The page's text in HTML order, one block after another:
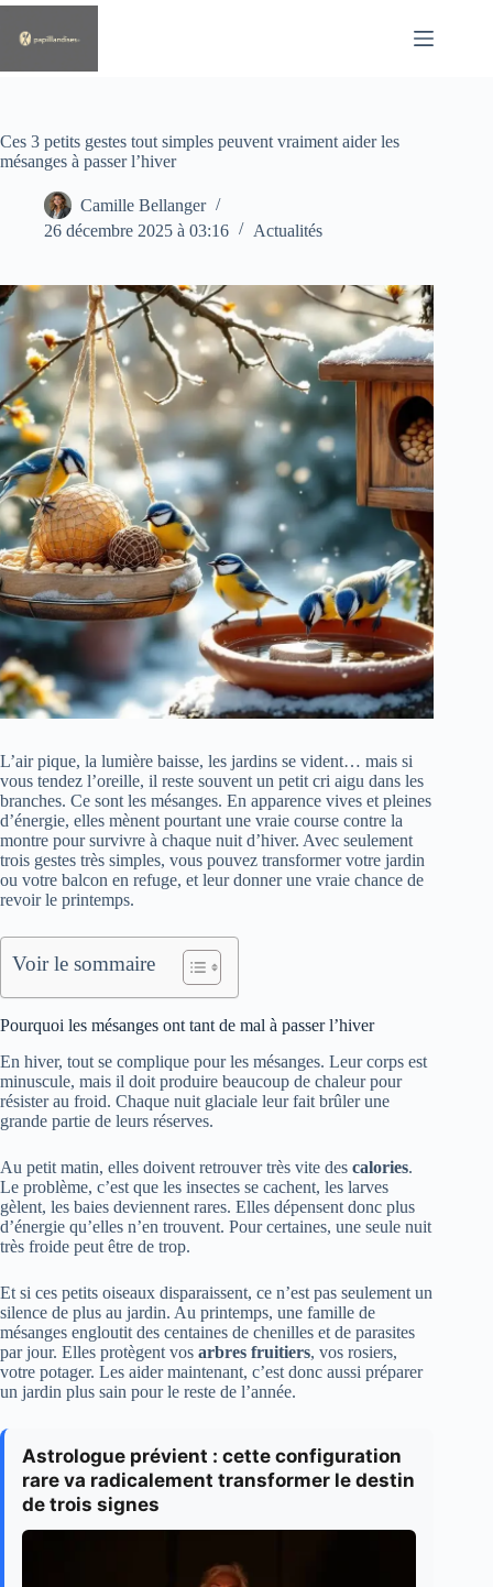
Passer
contenu
Ces 3 petits gestes tout simples peuvent vraiment aider les
mésanges à passer l’hiver
Camille Bellanger
26 décembre 2025 à 03:16
Actualités
L’air pique, la lumière baisse, les jardins se vident… mais si
vous tendez l’oreille, il reste souvent un petit cri aigu dans les
branches. Ce sont les mésanges. En apparence vives et pleines
d’énergie, elles mènent pourtant une vraie course contre la
montre pour survivre à chaque nuit d’hiver. Avec seulement
trois gestes très simples, vous pouvez transformer votre jardin
ou votre balcon en refuge, et leur donner une vraie chance de
revoir le printemps.
Voir le sommaire
Pourquoi les mésanges ont tant de mal à passer l’hiver
En hiver, tout se complique pour les mésanges. Leur corps est
minuscule, mais il doit produire beaucoup de chaleur pour
résister au froid. Chaque nuit glaciale leur fait brûler une
grande partie de leurs réserves.
Au petit matin, elles doivent retrouver très vite des calories.
Le problème, c’est que les insectes se cachent, les larves
gèlent, les baies deviennent rares. Elles dépensent donc plus
d’énergie qu’elles n’en trouvent. Pour certaines, une seule nuit
très froide peut être de trop.
Et si ces petits oiseaux disparaissent, ce n’est pas seulement un
silence de plus au jardin. Au printemps, une famille de
mésanges engloutit des centaines de chenilles et de parasites
par jour. Elles protègent vos arbres fruitiers, vos rosiers,
votre potager. Les aider maintenant, c’est donc aussi préparer
un jardin plus sain pour le reste de l’année.
Astrologue prévient : cette configuration
rare va radicalement transformer le destin
de trois signes